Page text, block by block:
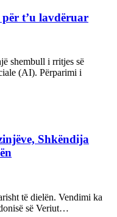
për t’u lavdëruar
shembull i rritjes së
(AI). Përparimi i
Shkëndija
të dielën. Vendimi ka
së Veriut…